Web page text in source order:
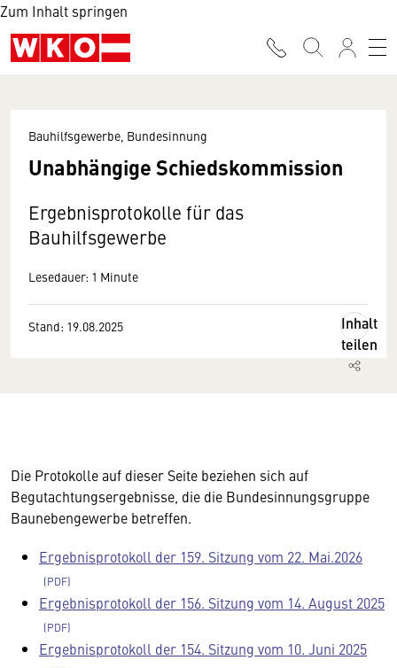
Zum Inhalt springen
Bauhilfsgewerbe, Bundesinnung
Unabhängige Schiedskommission
Ergebnisprotokolle für das
Bauhilfsgewerbe
Lesedauer: 1 Minute
Stand: 19.08.2025
Inhalt
teilen
Die Protokolle auf dieser Seite beziehen sich auf
Begutachtungsergebnisse, die die Bundesinnungsgruppe
Baunebengewerbe betreffen.
Ergebnisprotokoll der 159. Sitzung vom 22. Mai.2026
Ergebnisprotokoll der 156. Sitzung vom 14. August 2025
Ergebnisprotokoll der 154. Sitzung vom 10. Juni 2025